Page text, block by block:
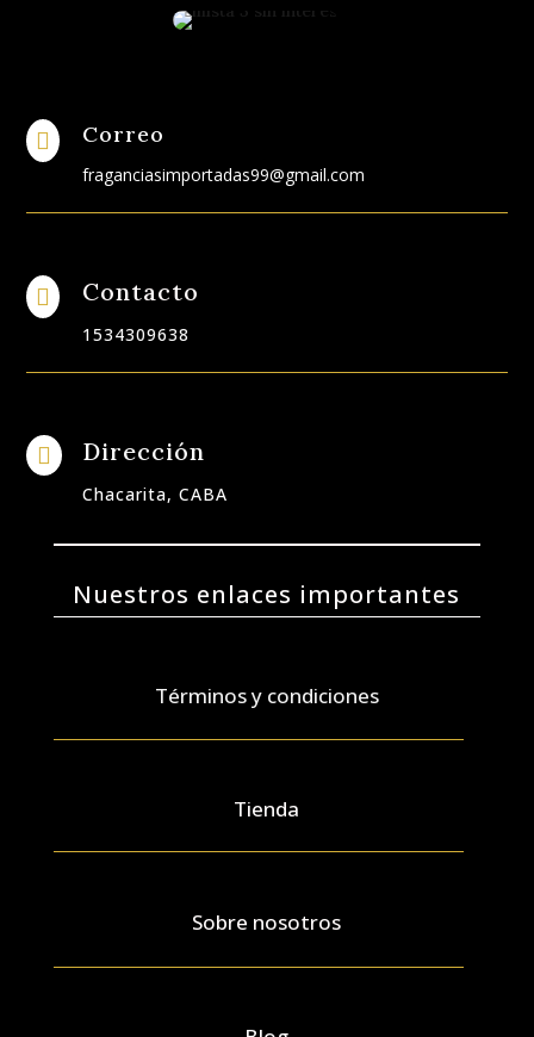
 Correo
fraganciasimportadas99@gmail.com
 Contacto
1534309638
 Dirección
Chacarita, CABA
Nuestros enlaces importantes
Términos y condiciones
Tienda
Sobre nosotros